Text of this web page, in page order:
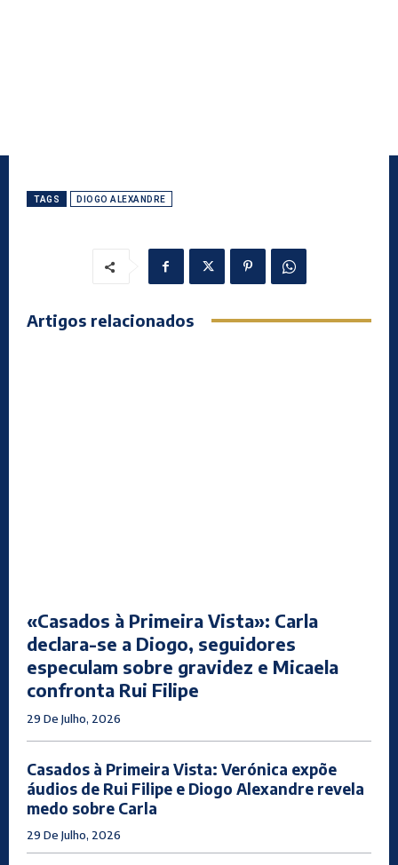
TAGS DIOGO ALEXANDRE
Artigos relacionados
«Casados à Primeira Vista»: Carla
declara-se a Diogo, seguidores
especulam sobre gravidez e Micaela
confronta Rui Filipe
29 De Julho, 2026
Casados à Primeira Vista: Verónica expõe
áudios de Rui Filipe e Diogo Alexandre revela
medo sobre Carla
29 De Julho, 2026